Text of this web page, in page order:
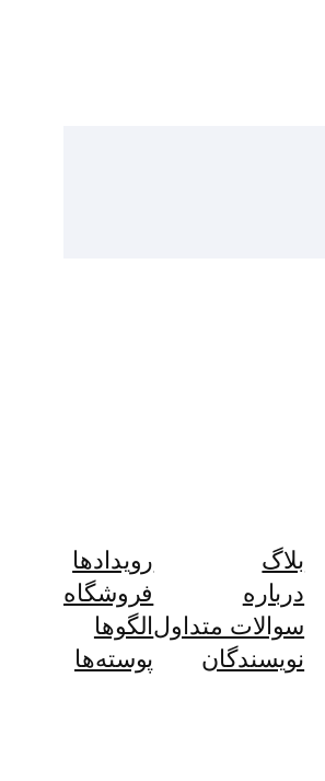
بلاگ
درباره
سوالات متداول
نویسندگان
رویدادها
فروشگاه
الگوها
پوسته‌ها